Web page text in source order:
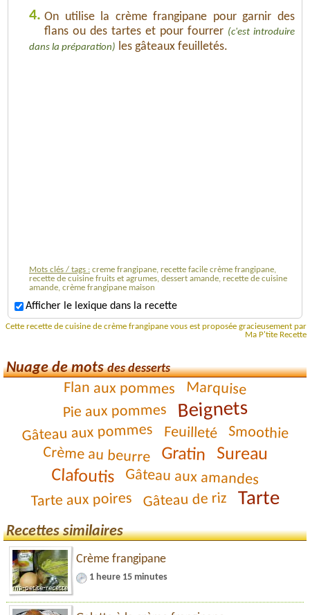
4. On utilise la crème frangipane pour garnir des
flans ou des tartes et pour fourrer (c'est introduire
dans la préparation) les gâteaux feuilletés.
Mots clés / tags : creme frangipane, recette facile crème frangipane,
recette de cuisine fruits et agrumes, dessert amande, recette de cuisine
amande, crème frangipane maison
Afficher le lexique dans la recette
Cette recette de cuisine de crème frangipane vous est proposée gracieusement par
Ma P'tite Recette
Nuage de motsdes desserts
Flan aux pommes Marquise
Pie aux pommes Beignets
Gâteau aux pommes Feuilleté Smoothie
Crème au beurre Gratin Sureau
Clafoutis Gâteau aux amandes
Tarte aux poires Gâteau de riz Tarte
Recettes similaires
Crème frangipane
1 heure 15 minutes